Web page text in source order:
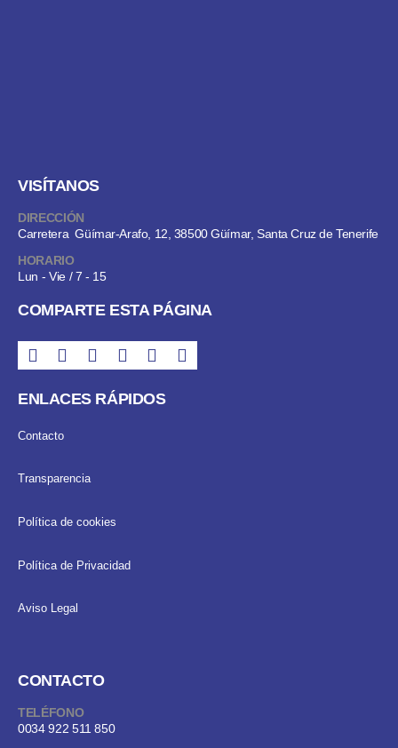
VISÍTANOS
DIRECCIÓN
Carretera Güímar-Arafo, 12, 38500 Güímar, Santa Cruz de Tenerife
HORARIO
Lun - Vie / 7 - 15
COMPARTE ESTA PÁGINA
ENLACES RÁPIDOS
Contacto
Transparencia
Política de cookies
Política de Privacidad
Aviso Legal
CONTACTO
TELÉFONO
0034 922 511 850